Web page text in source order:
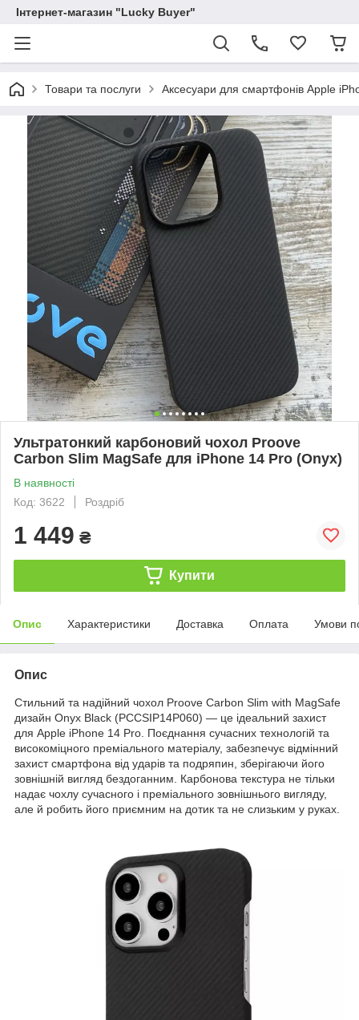
Інтернет-магазин "Lucky Buyer"
Товари та послуги Аксесуари для смартфонів Apple
Ультратонкий карбоновий чохол Proove
Carbon Slim MagSafe для iPhone 14 Pro (Onyx)
В наявності
Код: 3622
Роздріб
1 449 ₴
Купити
Опис Характеристики Доставка Оплата Умови
Опис
Стильний та надійний чохол Proove Carbon Slim with MagSafe
дизайн Onyx Black (PCCSIP14P060) — це ідеальний захист
для Apple iPhone 14 Pro. Поєднання сучасних технологій та
високоміцного преміального матеріалу, забезпечує відмінний
захист смартфона від ударів та подряпин, зберігаючи його
зовнішній вигляд бездоганним. Карбонова текстура не тільки
надає чохлу сучасного і преміального зовнішнього вигляду,
але й робить його приємним на дотик та не слизьким у руках.